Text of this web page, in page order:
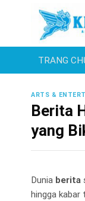
TRANG
ARTS &
Berita
yang
Dunia berita
hingga kabar